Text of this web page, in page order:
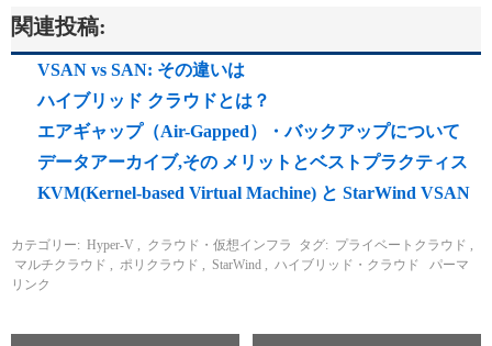
関連投稿:
VSAN vs SAN: その違いは
ハイブリッド クラウドとは？
エアギャップ（Air-Gapped）・バックアップについて
データアーカイブ,その メリットとベストプラクティス
KVM(Kernel-based Virtual Machine) と StarWind VSAN
カテゴリー: Hyper-V , クラウド・仮想インフラ タグ: プライベートクラウド ,
マルチクラウド , ポリクラウド , StarWind , ハイブリッド・クラウド
パーマ
リンク